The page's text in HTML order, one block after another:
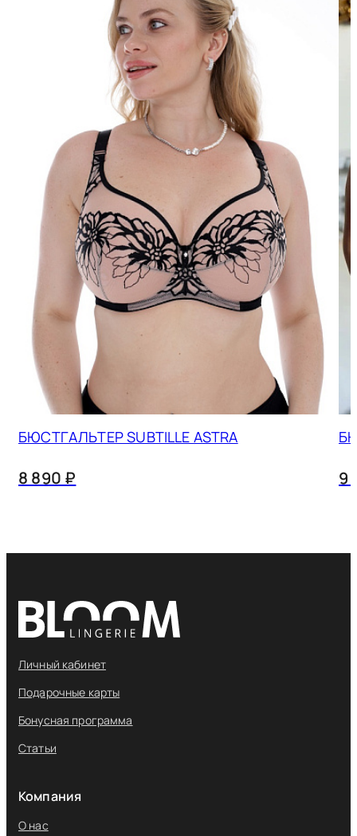
БЮСТГАЛЬТЕР SUBTILLE ASTRA
8 890 ₽ 9
Личный кабинет
Подарочные карты
Бонусная программа
Статьи
Компания
О нас